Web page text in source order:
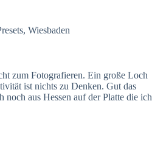
,Wiesbaden
zum Fotografieren. Ein große Loch
ist nichts zu Denken. Gut das
noch aus Hessen auf der Platte die ich